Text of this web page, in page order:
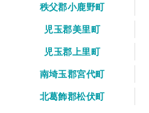
秩父郡小鹿野町
児玉郡美里町
児玉郡上里町
南埼玉郡宮代町
北葛飾郡松伏町